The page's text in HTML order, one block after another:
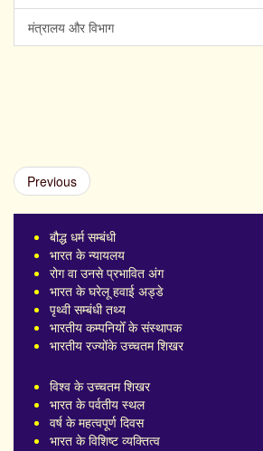
मंत्रालय और विभाग
Previous
बौद्ध धर्म सम्बंधी
भारत के न्यायलय
रोग वा उनसे प्रभावित अंग
भारत के घरेलू हवाई अड्डे
पृथ्वी सम्बंधी तथ्य
भारतीय कम्पनियोँ के संस्थापक
भारतीय रज्योंके उच्चतम शिखर
विश्व के उच्चतम शिखर
भारत के पर्वतीय स्थल
वर्ष के महत्वपूर्ण दिवस
भारत के विशिष्ट व्यक्तित्व